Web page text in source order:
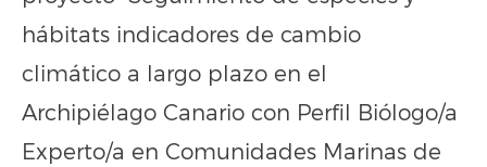
hábitats indicadores de cambio
climático a largo plazo en el
Archipiélago Canario con Perfil Biólogo/a
Experto/a en Comunidades Marinas de